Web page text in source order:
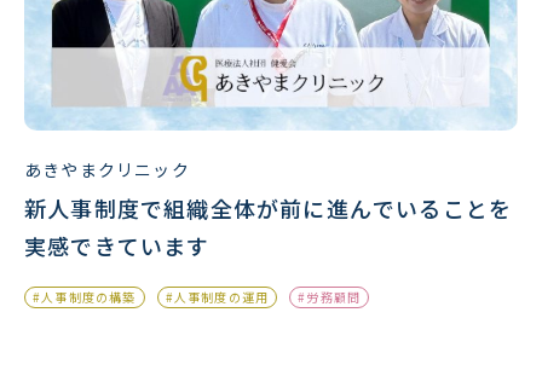
あきやまクリニック
新人事制度で組織全体が前に進んでいることを
実感できています
#人事制度の構築 #人事制度の運用 #労務顧問